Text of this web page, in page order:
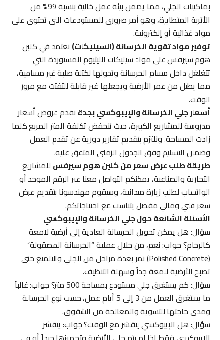
بماكينات الجلي، مما يضمن بيئة عمل خالية بنسبة 99% من
الأتربة المتطايرة، وهو أمر ضروري للمستودعات التي تحتوي على
مواد غذائية أو إلكترونية.
توفير مواد تقوية الخرسانة (السيليكات)نعتمد في كلين
هوم سيرفس على مواد سيليكات الليثيوم المستوردة التي
تتغلغل داخل مسام الخرسانة وتحولها لكتلة صلبة غير مسامية،
مما يطيل من عمر الأرضية ويجعلها غير قابلة للتفتت مع مرور
الوقت.
أسعار جلي الخرسانة والإيبوكسي بجدةنقدم عروض أسعار
مدروسة للمشاريع الكبيرة، حيث تنخفض تكلفة المتر المربع كلما
زادت المساحة، ونلتزم بتقديم تقارير دورية عن تقدم العمل
وضمان التسليم وفق الجدول الزمني المتفق عليه.
طريقة طلب عرض سعر من كلين هوم سيرفسللمشاريع
التجارية والصناعية، يمكنكم التواصل معنا عبر الرقم الموحد أو
الواتساب لطلب زيارة ميدانية، وسيقوم مهندسونا بتقديم عرض
سعر فني ومالي مفصل يتناسب مع احتياجاتكم.
الأسئلة الشائعة حول جلي الخرسانة والإيبوكسي
سؤال: هل يمكن تحويل الخرسانة العادية إلى أرضية لامعة
كالرخام؟ جواب: نعم، من خلال عملية “الخرسانة المصقولة”
(Polished Concrete) نمر بعدة مراحل من الجلي والتلميع حتى
تصبح الأرضية لامعة جداً وسهلة التنظيف.
سؤال: كم يستغرق جلي مستودع بمساحة 500 متر؟ جواب: غالباً
ما يستغرق العمل من 3 إلى 5 أيام عمل، حسب نوع الخرسانة
ومدى حاجتها للتسوية والمعالجة من الشقوق.
سؤال: هل الإيبوكسي يتقشر مع الوقت؟ جواب: يتقشر